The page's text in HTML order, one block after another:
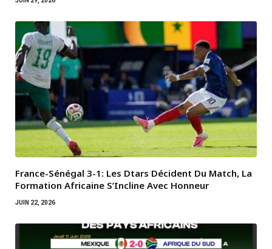
France-Sénégal 3-1: Les Dtars Décident Du Match, La
Formation Africaine S’Incline Avec Honneur
JUIN 22, 2026